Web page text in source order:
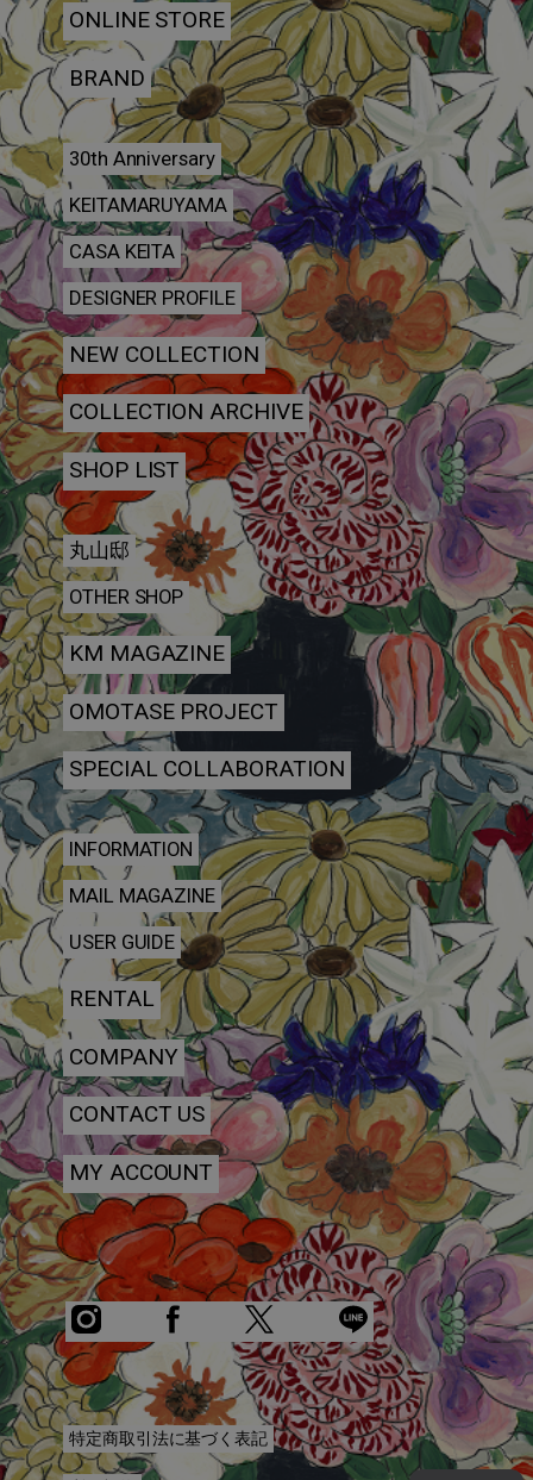
ONLINE STORE
BRAND
30th Anniversary
KEITAMARUYAMA
CASA KEITA
DESIGNER PROFILE
NEW COLLECTION
COLLECTION ARCHIVE
SHOP LIST
丸山邸
OTHER SHOP
KM MAGAZINE
OMOTASE PROJECT
SPECIAL COLLABORATION
INFORMATION
MAIL MAGAZINE
USER GUIDE
RENTAL
COMPANY
CONTACT US
MY ACCOUNT
特定商取引法に基づく表記